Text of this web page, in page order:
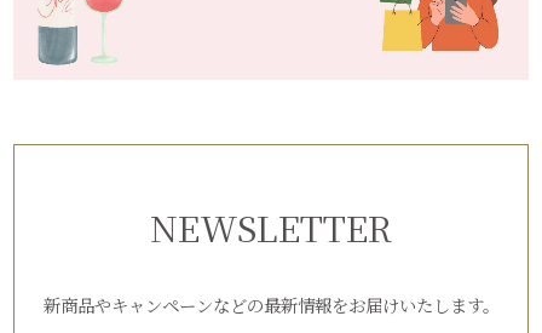
NEWSLETTER
新商品やキャンペーンなどの最新情報をお届けいたします。